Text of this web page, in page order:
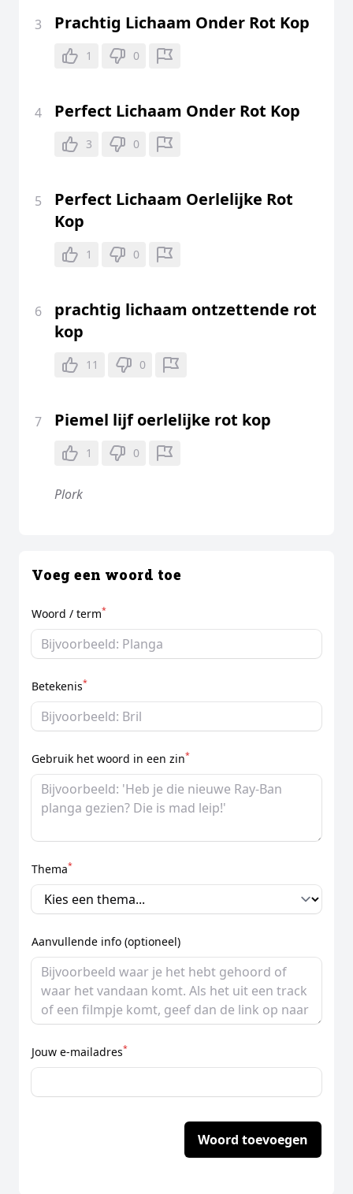
3 Prachtig Lichaam Onder Rot Kop
1 0
4 Perfect Lichaam Onder Rot Kop
3 0
5
Perfect Lichaam Oerlelijke Rot
Kop
1 0
6
prachtig lichaam ontzettende rot
kop
11 0
7 Piemel lijf oerlelijke rot kop
1 0
Plork
Voeg een woord toe
Woord / term*
Betekenis*
Gebruik het woord in een zin*
Thema*
Aanvullende info (optioneel)
Jouw e-mailadres*
Woord toevoegen